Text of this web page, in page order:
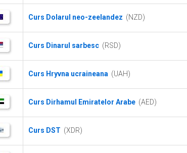
Curs Dolarul neo-zeelandez (NZD)
Curs Dinarul sarbesc (RSD)
Curs Hryvna ucraineana (UAH)
Curs Dirhamul Emiratelor Arabe (AED)
Curs DST (XDR)